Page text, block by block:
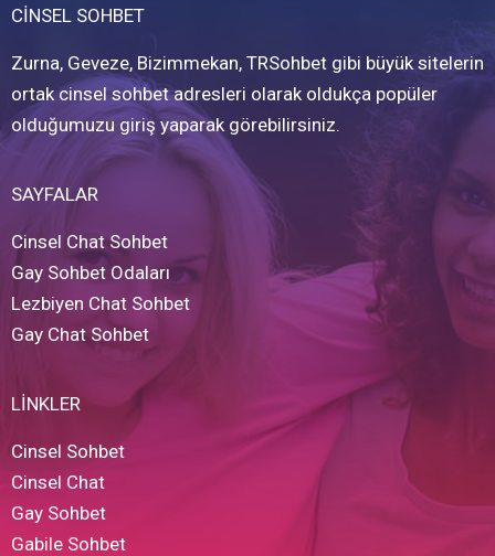
CİNSEL SOHBET
Zurna, Geveze, Bizimmekan, TRSohbet gibi büyük sitelerin
ortak cinsel sohbet adresleri olarak oldukça popüler
olduğumuzu giriş yaparak görebilirsiniz.
SAYFALAR
Cinsel Chat Sohbet
Gay Sohbet Odaları
Lezbiyen Chat Sohbet
Gay Chat Sohbet
LİNKLER
Cinsel Sohbet
Cinsel Chat
Gay Sohbet
Gabile Sohbet